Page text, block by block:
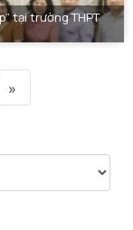
tại trường THPT
»